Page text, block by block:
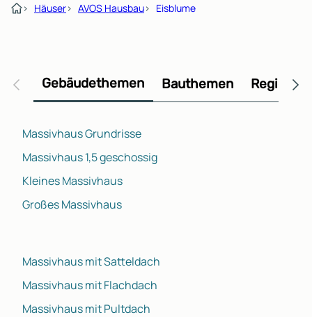
› Häuser› AVOS Hausbau› Eisblume
Gebäudethemen Bauthemen
Massivhaus Grundrisse
Massivhaus 1,5 geschossig
Kleines Massivhaus
Großes Massivhaus
Massivhaus mit Satteldach
Massivhaus mit Flachdach
Massivhaus mit Pultdach